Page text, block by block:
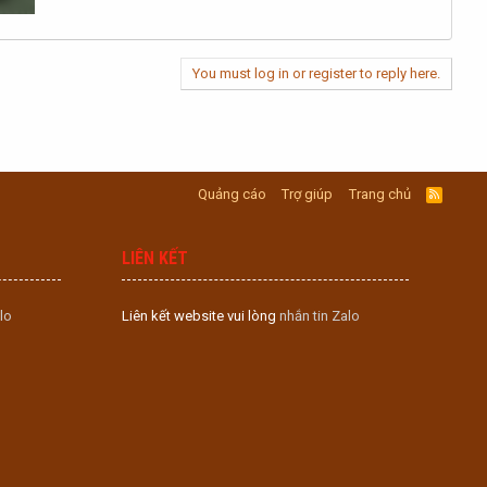
You must log in or register to reply here.
Quảng cáo Trợ giúp Trang chủ
R
S
LIÊN KẾT
Liên kết website vui lòng nhắn tin Zalo